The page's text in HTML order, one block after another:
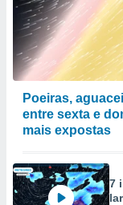
Poeiras,
entre sexta e
mais expostas
7